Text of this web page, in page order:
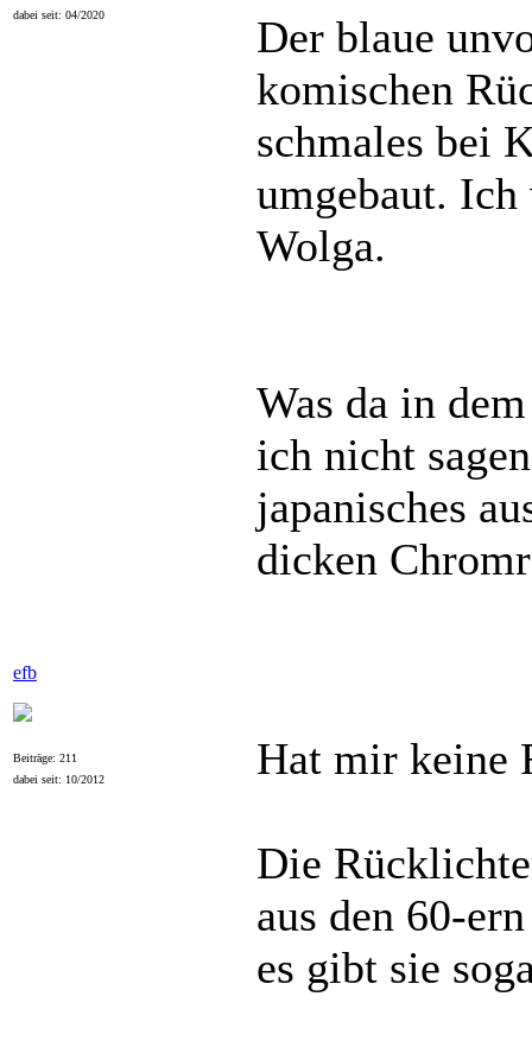
dabei seit: 04/2020
Der blaue
komischen
schmales bei
umgebaut.
Wolga.
Was da in
ich nicht
japanisches
dicken
efb
Beiträge: 211
dabei seit: 10/2012
Hat mir keine
Die
aus den 60-
es gibt sie